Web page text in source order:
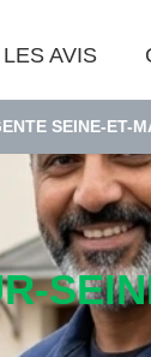
LES AVIS
•